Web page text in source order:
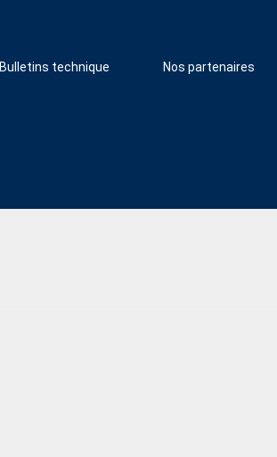
Bulletins technique Nos partenaires